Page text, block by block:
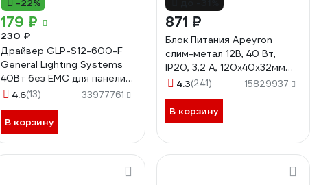
-22%
179 ₽
230 ₽
Драйвер GLP-S12-600-F
General Lighting Systems
40Вт без EMC для панели-
рамки GALP-WF 439639
4.6(13) 33977761
В корзину
871 ₽
Блок Питания Apeyron
слим-метал 12В, 40 Вт,
IP20, 3,2 А, 120х40х32мм
03-46
4.3(241) 15829937
В корзину